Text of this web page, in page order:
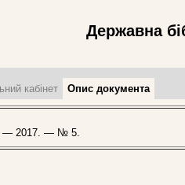
Державна
кабінет Опис документа
— 2017. — № 5.